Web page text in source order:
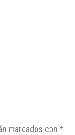
marcados con*